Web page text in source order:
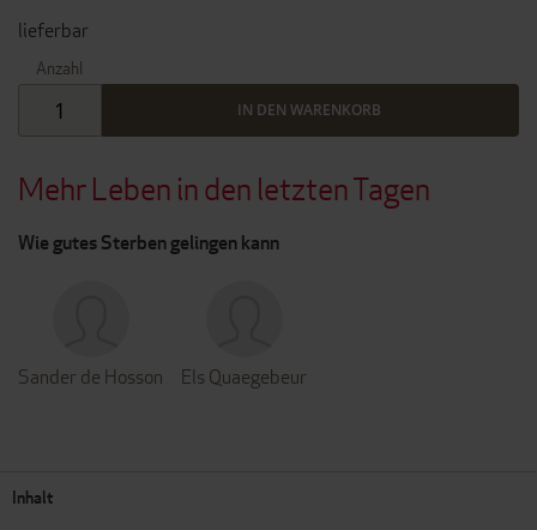
Mehr Leben in den letzten Tagen
Wie gutes Sterben gelingen kann
Sander de Hosson Els Quaegebeur
lieferbar
Anzahl
IN DEN WARENKORB
Inhalt